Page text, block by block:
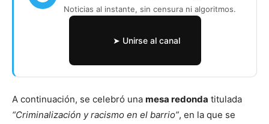
Noticias al instante, sin censura ni algoritmos.
➤ Unirse al canal
A continuación, se celebró una mesa redonda titulada
“Criminalización y racismo en el barrio”, en la que se